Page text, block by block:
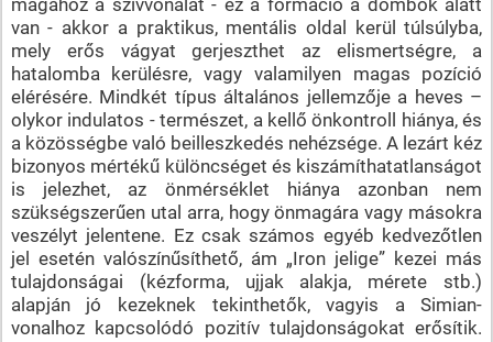
van - akkor a praktikus, mentális oldal kerül túlsúlyba,
mely erős vágyat gerjeszthet az elismertségre, a
hatalomba kerülésre, vagy valamilyen magas pozíció
elérésére. Mindkét típus általános jellemzője a heves –
olykor indulatos - természet, a kellő önkontroll hiánya, és
a közösségbe való beilleszkedés nehézsége. A lezárt kéz
bizonyos mértékű különcséget és kiszámíthatatlanságot
is jelezhet, az önmérséklet hiánya azonban nem
szükségszerűen utal arra, hogy önmagára vagy másokra
veszélyt jelentene. Ez csak számos egyéb kedvezőtlen
jel esetén valószínűsíthető, ám „Iron jelige” kezei más
tulajdonságai (kézforma, ujjak alakja, mérete stb.)
alapján jó kezeknek tekinthetők, vagyis a Simian-
vonalhoz kapcsolódó pozitív tulajdonságokat erősítik.